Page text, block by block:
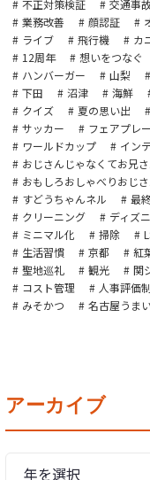
不正対策検証
交通事
業務改善
顔認証
ライブ
飛行機 カ
12周年
想いをつなぐ
ハンバーガー
山梨
下田
沼津 海鮮
クイズ
夏の思い出
サッカー
フェアプレー
ワールドカップ
イン
おじさんじゃなくてお兄
おもしろおしゃべりおじ
すどうちゃんネル
最
クリーニング
ディズ
ミニマル化
掃除
生活習慣
京都 紅
聖地巡礼
観光 関
コスト管理
人事評価
みそかつ
名古屋うま
アーカイブ